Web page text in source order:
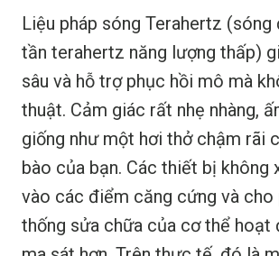
Liệu pháp sóng Terahertz
tần terahertz năng lượng thấp)
sâu và hỗ trợ phục hồi mô mà
thuật. Cảm giác rất nhẹ nhàng,
giống như một hơi thở chậm rãi
bào của bạn. Các thiết bị không
vào các điểm căng cứng và cho
thống sửa chữa của cơ thể hoạt